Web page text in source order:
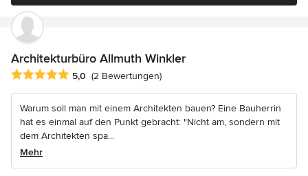
Architekturbüro Allmuth Winkler
Durchschnittliche Bewertung: 5 von 5 Sternen
5,0 (2 Bewertungen)
Warum soll man mit einem Architekten bauen? Eine Bauherrin
hat es einmal auf den Punkt gebracht: "Nicht am, sondern mit
dem Architekten spa...
Mehr